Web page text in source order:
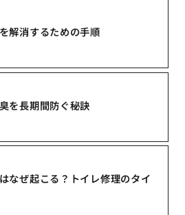
解消するための手順
を長期間防ぐ秘訣
なぜ起こる？トイレ修理のタイ